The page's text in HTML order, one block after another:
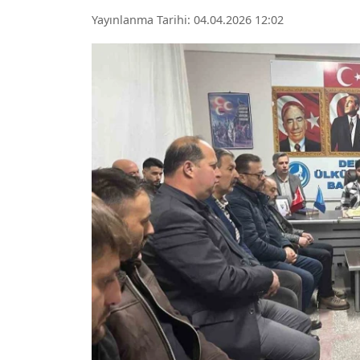
Yayınlanma Tarihi: 04.04.2026 12:02